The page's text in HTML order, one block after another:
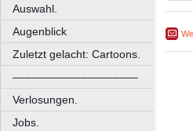
Auswahl.
Augenblick
Zuletzt gelacht: Cartoons.
––––––––––––––––––––
Verlosungen.
Jobs.